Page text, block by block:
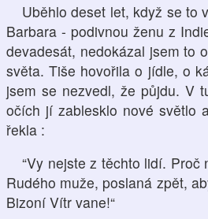
Uběhlo deset let, když se to
Barbara - podivnou ženu z
devadesát, nedokázal jsem to
světa. Tiše hovořila o jídle, o
jsem se nezvedl, že půjdu. V
očích jí zablesklo nové světlo
řekla :
“Vy nejste z těchto lidí.
Rudého muže, poslaná zpět,
Bizoní Vítr vane!“